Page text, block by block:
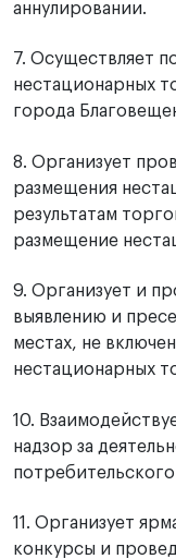
аннулировании.
7. Осуществляет
нестационарных
города
8. Организует
размещения
результатам
размещение
9. Организует и
выявлению и
местах, не
нестационарных
10.
надзор за
11. Организует
конкурсы и